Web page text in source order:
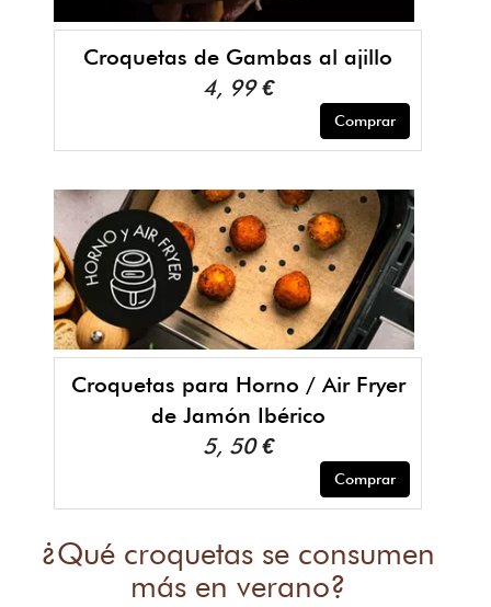
Croquetas de Gambas al ajillo
4, 99 €
Comprar
Croquetas para Horno / Air Fryer
de Jamón Ibérico
5, 50 €
Comprar
¿Qué croquetas se consumen
más en verano?